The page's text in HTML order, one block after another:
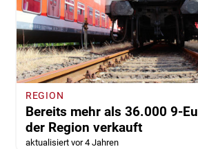
REGION
Bereits mehr als 36.000 9-
der Region verkauft
aktualisiert vor 4 Jahren